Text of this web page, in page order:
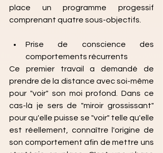
place un programme progessif
comprenant quatre sous-objectifs.
Prise de conscience des
comportements récurrents
Ce premier travail a demandé de
prendre de la distance avec soi-même
pour "voir" son moi profond. Dans ce
cas-là je sers de "miroir grossissant"
pour qu'elle puisse se "voir" telle qu'elle
est réellement, connaître l'origine de
son comportement afin de mettre uns